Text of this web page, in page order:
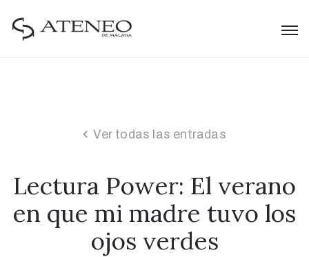
Ver todas las entradas
Lectura Power: El verano
en que mi madre tuvo los
ojos verdes